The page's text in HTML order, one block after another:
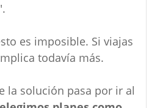
es imposible. Si viajas
todavía más.
la solución pasa por ir al